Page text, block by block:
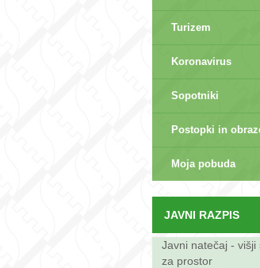
Turizem
Koronavirus
Sopotniki
Postopki in
Moja pobuda
JAVNI RAZPIS
Javni natečaj - višji
za prostor